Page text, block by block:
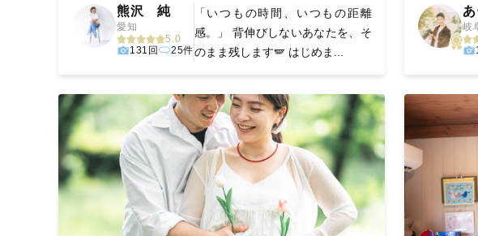
熊沢 純
愛知
5.0
131回
25件
「いつもの時間、いつもの距離
感。」 背伸びしないあなたを、そ
のまま残します🪽 はじめま...
岐